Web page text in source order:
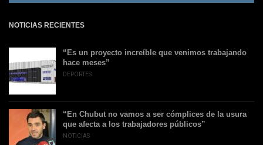
NOTICIAS RECIENTES
“Es un proyecto increíble que venimos trabajando
hace meses”
DEPORTES
“En Chubut no vamos a ser cómplices de la usura
que afecta a los trabajadores públicos”
NOTICIAS